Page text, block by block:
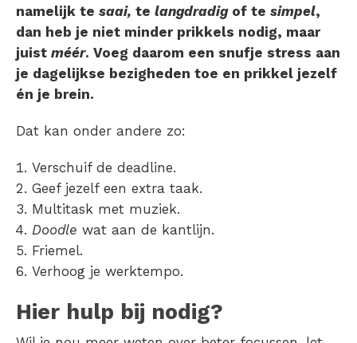
namelijk te saai, te langdradigof te simpel,
dan heb je niet minder prikkels nodig, maar
juist méér. Voeg daarom een snufje stress aan
je dagelijkse bezigheden toe en prikkel jezelf
én je brein.
Dat kan onder andere zo:
Verschuif de deadline.
Geef jezelf een extra taak.
Multitask met muziek.
Doodle wat aan de kantlijn.
Friemel.
Verhoog je werktempo.
Hier hulp bij nodig?